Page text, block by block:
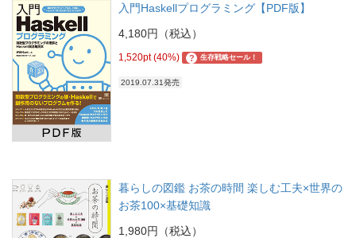
入門Haskellプログラミング【PDF版】
4,180円（税込）
1,520pt (40%) ? 生存戦略セール！
2019.07.31発売
暮らしの図鑑 お茶の時間 楽しむ工夫×世界の
お茶100×基礎知識
1,980円（税込）